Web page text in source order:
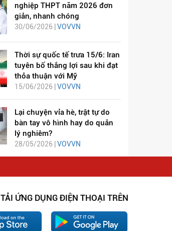
nghiệp THPT năm 2026 đơn
giản, nhanh chóng
30/06/2026 | VOVVN
Thời sự quốc tế trưa 15/6: Iran
tuyên bố thắng lợi sau khi đạt
thỏa thuận với Mỹ
15/06/2026 | VOVVN
Lại chuyện vỉa hè, trật tự do
bàn tay vô hình hay do quản
lý nghiêm?
28/05/2026 | VOVVN
TẢI ỨNG DỤNG ĐIỆN THOẠI TRÊN